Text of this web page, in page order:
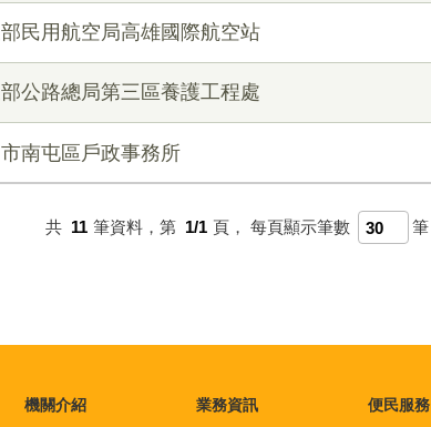
民用航空局高雄國際航空站
公路總局第三區養護工程處
南屯區戶政事務所
共 11 筆資料，第 1/1 頁， 每頁顯示筆數 筆
機關介紹 業務資訊 便民服務